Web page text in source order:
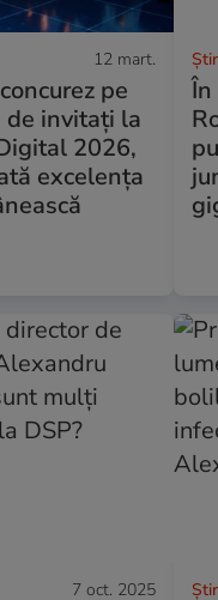
12 mart.
pe
de invitați la
2026,
excelența
În
7 oct. 2025